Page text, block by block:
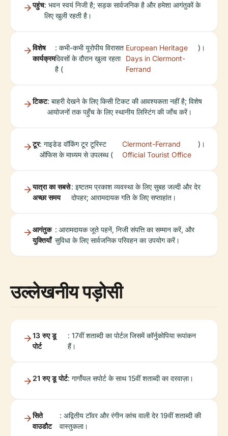
पहुंच: भवन स्वयं निजी है; सड़क सार्वजनिक है और हमेशा आगंतुकों के
लिए खुली रहती है।
विशेष
कार्यक्रम
: कभी-कभी यूरोपीय विरासत
दिवसों के दौरान खुला रहता
है (
European Heritage
Days in Clermont-
Ferrand
)।
टिकट: बाहरी देखने के लिए किसी टिकट की आवश्यकता नहीं है; विशेष
आयोजनों तक पहुँच के लिए स्थानीय लिस्टिंग की जाँच करें।
टूर: गाइडेड वॉकिंग टूर टूरिस्ट
ऑफिस के माध्यम से उपलब्ध (
Clermont-Ferrand
Official Tourist Office
)।
यात्रा का सबसे
अच्छा समय
: इष्टतम प्रकाश व्यवस्था के लिए सुबह जल्दी और देर
दोपहर; आरामदायक गति के लिए सप्ताहांत।
आगंतुक
युक्तियाँ
: आरामदायक जूते पहनें, निजी संपत्ति का सम्मान करें, और
सुविधा के लिए सार्वजनिक परिवहन का उपयोग करें।
उल्लेखनीय पड़ोसी
13 रुए डू
पोर्ट
: 17वीं शताब्दी का पोर्टल जिसमें कॉर्नुकोपिया रूपांकन
हैं।
21 रुए डू पोर्ट: गार्गॉयल सपोर्ट के साथ 15वीं शताब्दी का दरवाज़ा।
सिते
वाउडौट
: अद्वितीय टॉवर और रंगीन कांच वाली देर 19वीं शताब्दी की
वास्तुकला।